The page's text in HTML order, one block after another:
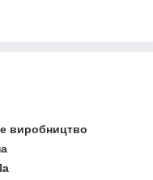
виробництво